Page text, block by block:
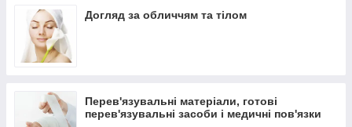
Догляд за обличчям та тілом
Перев'язувальні матеріали, готові
перев'язувальні засоби і медичні пов'язки